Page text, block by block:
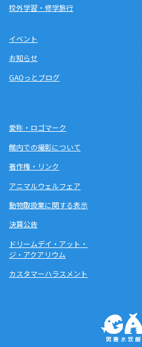
校外学習・修学旅行
イベント
お知らせ
GAOっとブログ
愛称・ロゴマーク
館内での撮影について
著作権・リンク
アニマルウェルフェア
動物取扱業に関する表示
決算公告
ドリームデイ・アット・
ジ・アクアリウム
カスタマーハラスメント